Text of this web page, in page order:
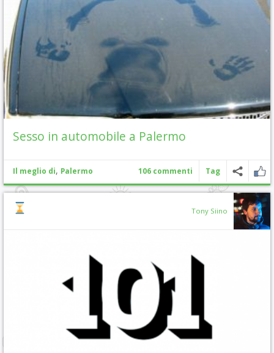
Sesso in automobile a Palermo
Il meglio di, Palermo 106 commenti Tag
Tony Siino